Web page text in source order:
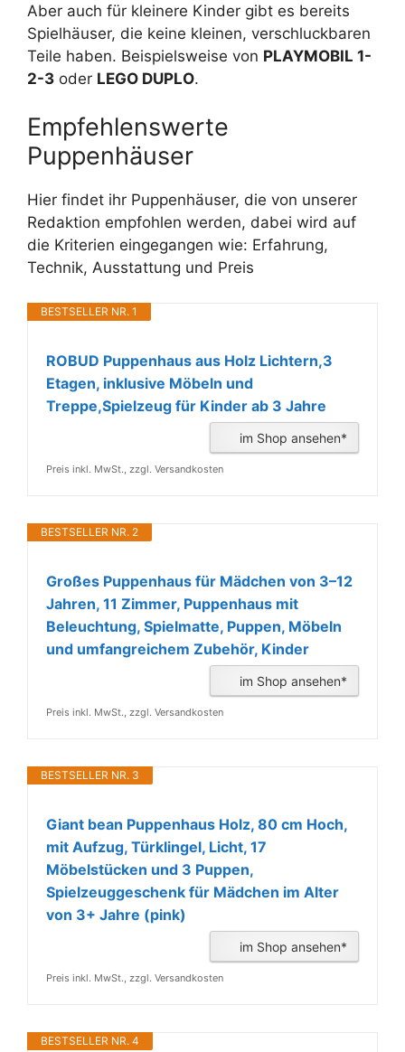
Aber auch für kleinere Kinder gibt es bereits
Spielhäuser, die keine kleinen, verschluckbaren
Teile haben. Beispielsweise von PLAYMOBIL 1-
2-3 oder LEGO DUPLO.
Empfehlenswerte
Puppenhäuser
Hier findet ihr Puppenhäuser, die von unserer
Redaktion empfohlen werden, dabei wird auf
die Kriterien eingegangen wie: Erfahrung,
Technik, Ausstattung und Preis
BESTSELLER NR. 1
ROBUD Puppenhaus aus Holz Lichtern,3
Etagen, inklusive Möbeln und
Treppe,Spielzeug für Kinder ab 3 Jahre
im Shop ansehen*
Preis inkl. MwSt., zzgl. Versandkosten
BESTSELLER NR. 2
Großes Puppenhaus für Mädchen von 3–12
Jahren, 11 Zimmer, Puppenhaus mit
Beleuchtung, Spielmatte, Puppen, Möbeln
und umfangreichem Zubehör, Kinder
im Shop ansehen*
Preis inkl. MwSt., zzgl. Versandkosten
BESTSELLER NR. 3
Giant bean Puppenhaus Holz, 80 cm Hoch,
mit Aufzug, Türklingel, Licht, 17
Möbelstücken und 3 Puppen,
Spielzeuggeschenk für Mädchen im Alter
von 3+ Jahre (pink)
im Shop ansehen*
Preis inkl. MwSt., zzgl. Versandkosten
BESTSELLER NR. 4